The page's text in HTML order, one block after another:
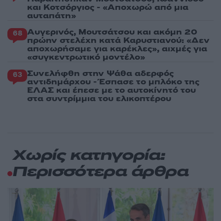
και Κοτσόργιος - «Αποχωρώ από μια
αυταπάτη»
68 Αυγερινός, Μουτσάτσου και ακόμη 20
πρώην στελέχη κατά Καρυστιανού: «Δεν
αποχωρήσαμε για καρέκλες», αιχμές για
«συγκεντρωτικό μοντέλο»
63 Συνελήφθη στην Ψάθα αδερφός
αντιδημάρχου - Έσπασε το μπλόκο της
ΕΛΑΣ και έπεσε με το αυτοκίνητό του
στα συντρίμμια του ελικοπτέρου
Χωρίς κατηγορία:
Περισσότερα άρθρα